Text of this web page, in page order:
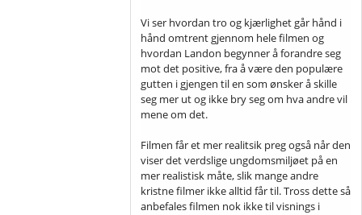
Vi ser hvordan tro og kjærlighet går hånd i
hånd omtrent gjennom hele filmen og
hvordan Landon begynner å forandre seg
mot det positive, fra å være den populære
gutten i gjengen til en som ønsker å skille
seg mer ut og ikke bry seg om hva andre vil
mene om det.
Filmen får et mer realitsik preg også når den
viser det verdslige ungdomsmiljøet på en
mer realistisk måte, slik mange andre
kristne filmer ikke alltid får til. Tross dette så
anbefales filmen nok ikke til visnings i